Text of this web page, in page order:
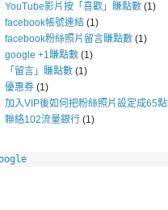
YouTube影片按「喜歡」賺點數 (1)
facebook帳號連結 (1)
facebook粉絲照片留言賺點數 (1)
google +1賺點數 (1)
「留言」賺點數 (1)
優惠券 (1)
加入VIP後如何把粉絲照片設定成65點
聯絡102流量銀行 (1)